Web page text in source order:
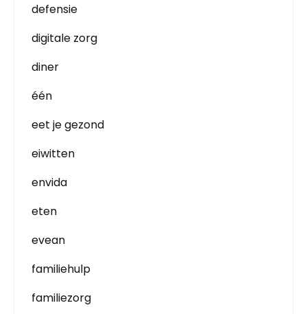
defensie
digitale zorg
diner
één
eet je gezond
eiwitten
envida
eten
evean
familiehulp
familiezorg